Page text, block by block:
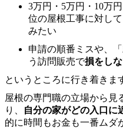
3万円・5万円・10万
位の屋根工事に対し
みたい
申請の順番ミスや、
う訪問販売で損をし
というところに行き着きま
屋根の専門職の立場から見
り、
自分の家がどの入口に
的に時間もお金も一番ムダ